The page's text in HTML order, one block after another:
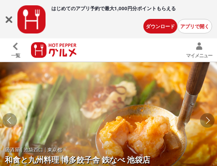
はじめてのアプリ予約で最大1,000円分ポイントもらえる
ダウンロード アプリで開く
一覧 マイメニュー
居酒屋 | 池袋西口 | 東京都
和食と九州料理 博多餃子舎 鉄なべ 池袋店